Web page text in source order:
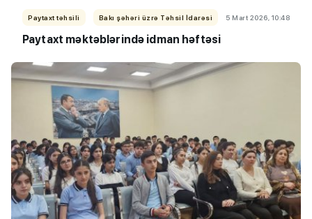
Paytaxt təhsili Bakı şəhəri üzrə Təhsil İdarəsi 5 Mart 2026, 10:48
Paytaxt məktəblərində idman həftəsi